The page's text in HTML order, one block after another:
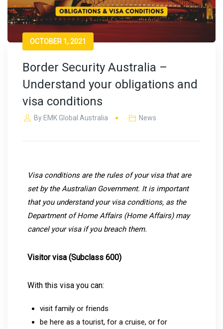
OCTOBER 1, 2021
Border Security Australia –
Understand your obligations and
visa conditions
ByEMK Global Australia News
Visa conditions are the rules of your visa that are
set by the Australian Government. It is important
that you understand your visa conditions, as the
Department of Home Affairs (Home Affairs) may
cancel your visa if you breach them.
Visitor visa (Subclass 600)
With this visa you can:
visit family or friends
be here as a tourist, for a cruise, or for